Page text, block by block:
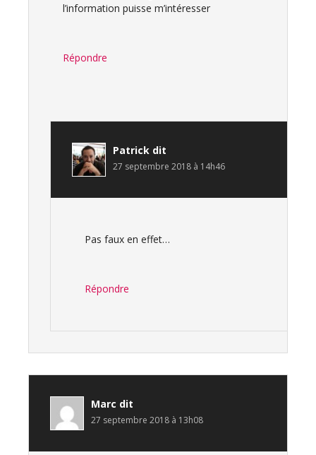
l’information puisse m’intéresser
Répondre
Patrick dit
27 septembre 2018 à 14h46
Pas faux en effet…
Répondre
Marc dit
27 septembre 2018 à 13h08